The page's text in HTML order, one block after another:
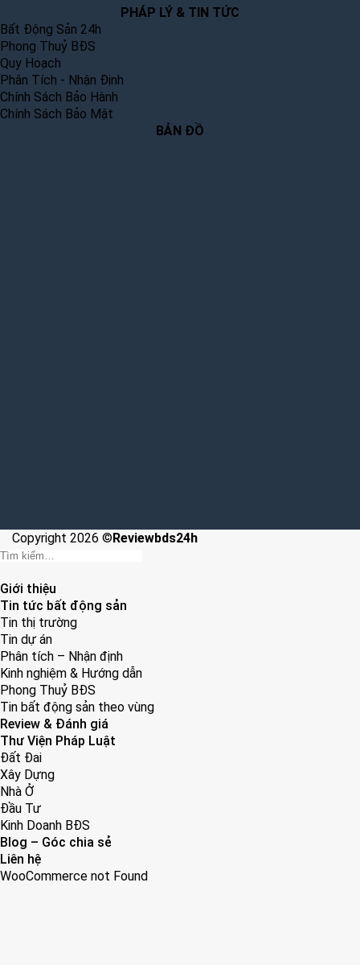
PHÁP LÝ & TIN TỨC
Bất Động Sản 24h
Phong Thuỷ BĐS
Quy Hoạch
Phân Tích - Nhận Định
Chính Sách Bảo Hành
Chính Sách Bảo Mật
BẢN ĐỒ
Copyright 2026 ©Reviewbds24h
Giới thiệu
Tin tức bất động sản
Tin thị trường
Tin dự án
Phân tích – Nhận định
Kinh nghiệm & Hướng dẫn
Phong Thuỷ BĐS
Tin bất động sản theo vùng
Review & Đánh giá
Thư Viện Pháp Luật
Đất Đai
Xây Dựng
Nhà Ở
Đầu Tư
Kinh Doanh BĐS
Blog – Góc chia sẻ
Liên hệ
WooCommerce not Found